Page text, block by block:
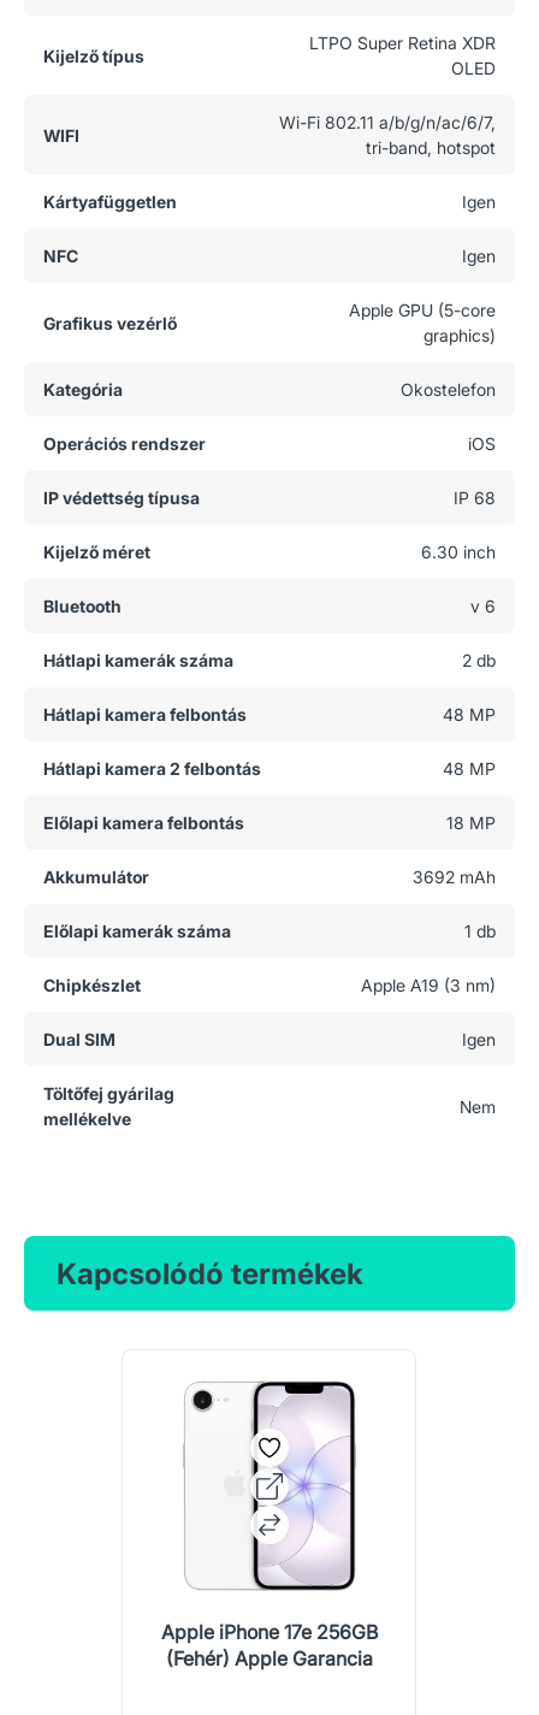
Kijelző típus
LTPO Super Retina XDR
OLED
WIFI
Wi-Fi 802.11 a/b/g/n/ac/6/7,
tri-band, hotspot
Kártyafüggetlen Igen
NFC Igen
Grafikus vezérlő
Apple GPU (5-core
graphics)
Kategória Okostelefon
Operációs rendszer iOS
IP védettség típusa IP 68
Kijelző méret 6.30 inch
Bluetooth v 6
Hátlapi kamerák száma 2 db
Hátlapi kamera felbontás 48 MP
Hátlapi kamera 2 felbontás 48 MP
Előlapi kamera felbontás 18 MP
Akkumulátor 3692 mAh
Előlapi kamerák száma 1 db
Chipkészlet Apple A19 (3 nm)
Dual SIM Igen
Töltőfej gyárilag
mellékelve
Nem
Kapcsolódó termékek
Apple iPhone 17e 256GB
(Fehér) Apple Garancia